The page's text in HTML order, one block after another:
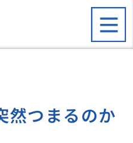
然つまるのか